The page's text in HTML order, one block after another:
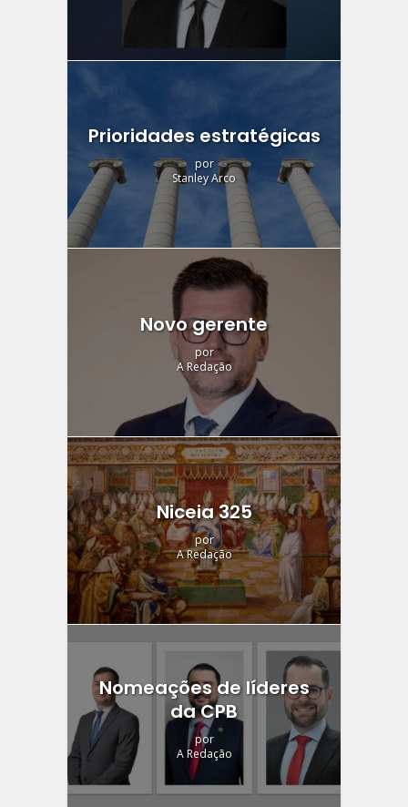
Prioridades estratégicas
por
Stanley Arco
Novo gerente
por
A Redação
Niceia 325
por
A Redação
Nomeações de líderes
da CPB
por
A Redação